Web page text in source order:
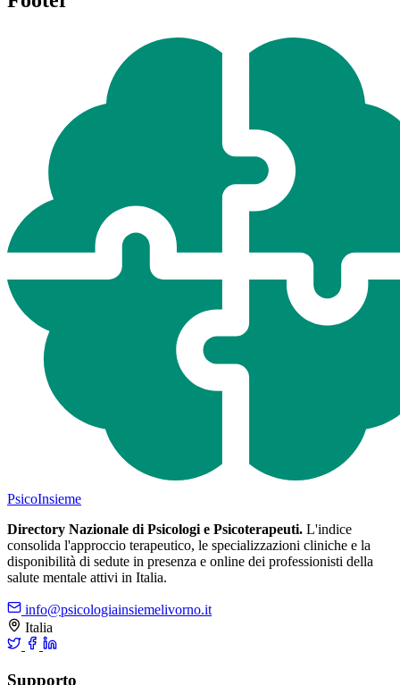
PsicoInsieme
Directory Nazionale di Psicologi e Psicoterapeuti. L'indice
consolida l'approccio terapeutico, le specializzazioni cliniche e la
disponibilità di sedute in presenza e online dei professionisti della
salute mentale attivi in Italia.
info@psicologiainsiemelivorno.it
Italia
Supporto